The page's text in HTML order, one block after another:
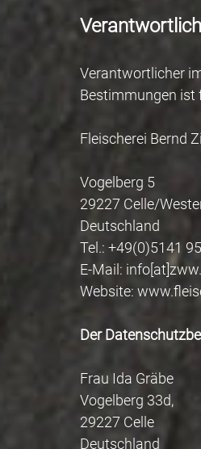
Verantwortlicher
Bestimmungen ist
Fleischerei Bernd
Vogelberg 5
29227 Celle/
Deutschland
Tel.: +49(0)5141
E-Mail:
Website:
Der
Frau Ida Gräbe
Vogelberg 33d,
29227 Celle
Deutschland